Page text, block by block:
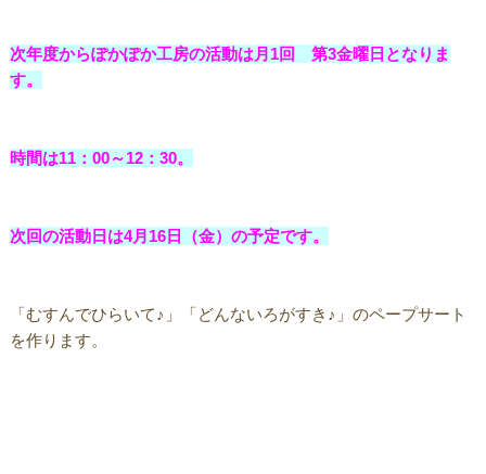
次年度からぽかぽか工房の活動は月1回 第3金曜日となりま
す。
時間は11：00～12：30。
次回の活動日は4月16日（金）の予定です。
「むすんでひらいて♪」「どんないろがすき♪」のペープサート
を作ります。